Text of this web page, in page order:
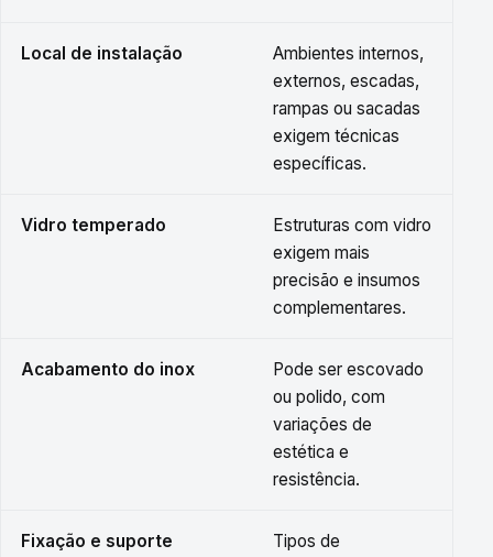
Local de instalação
Ambientes internos,
externos, escadas,
rampas ou sacadas
exigem técnicas
específicas.
Vidro temperado
Estruturas com vidro
exigem mais
precisão e insumos
complementares.
Acabamento do inox
Pode ser escovado
ou polido, com
variações de
estética e
resistência.
Fixação e suporte
Tipos de